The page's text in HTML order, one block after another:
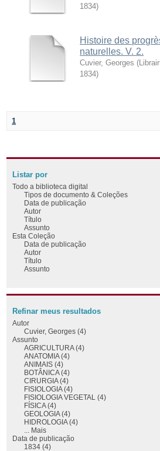
1834)
Histoire des
naturelles. V. 2.
Cuvier, Georges (
1834)
1
Listar por
Todo a biblioteca digital
Tipos de documento & Coleções
Data de publicação
Autor
Título
Assunto
Esta Coleção
Data de publicação
Autor
Título
Assunto
Refinar meus resultados
Autor
Cuvier, Georges (4)
Assunto
AGRICULTURA (4)
ANATOMIA (4)
ANIMAIS (4)
BOTÂNICA (4)
CIRURGIA (4)
FISIOLOGIA (4)
FISIOLOGIA VEGETAL (4)
FÍSICA (4)
GEOLOGIA (4)
HIDROLOGIA (4)
... Mais
Data de publicação
1834 (4)